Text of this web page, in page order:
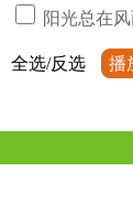
阳光总在
全选/反选 播